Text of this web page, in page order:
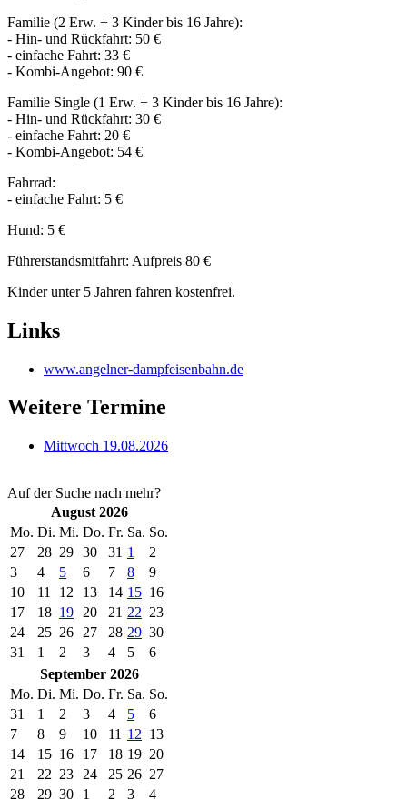
Familie (2 Erw. + 3 Kinder bis 16 Jahre):
- Hin- und Rückfahrt: 50 €
- einfache Fahrt: 33 €
- Kombi-Angebot: 90 €
Familie Single (1 Erw. + 3 Kinder bis 16 Jahre):
- Hin- und Rückfahrt: 30 €
- einfache Fahrt: 20 €
- Kombi-Angebot: 54 €
Fahrrad:
- einfache Fahrt: 5 €
Hund: 5 €
Führerstandsmitfahrt: Aufpreis 80 €
Kinder unter 5 Jahren fahren kostenfrei.
Links
www.angelner-dampfeisenbahn.de
Weitere Termine
Mittwoch 19.08.2026
Auf der Suche nach mehr?
August 2026
Mo. Di. Mi. Do. Fr. Sa. So.
27
28 29 30 31 1
2
3
4 5 6 7 8
9
10
11 12 13 14 15 16
17
18 19 20 21 22 23
24
25 26 27 28 29 30
31
1 2 3 4 5
6
September 2026
Mo. Di. Mi. Do. Fr. Sa. So.
31
1 2 3 4 5
6
7
8 9 10 11 12 13
14
15 16 17 18 19 20
21
22 23 24 25 26 27
28
29 30 1 2 3 4